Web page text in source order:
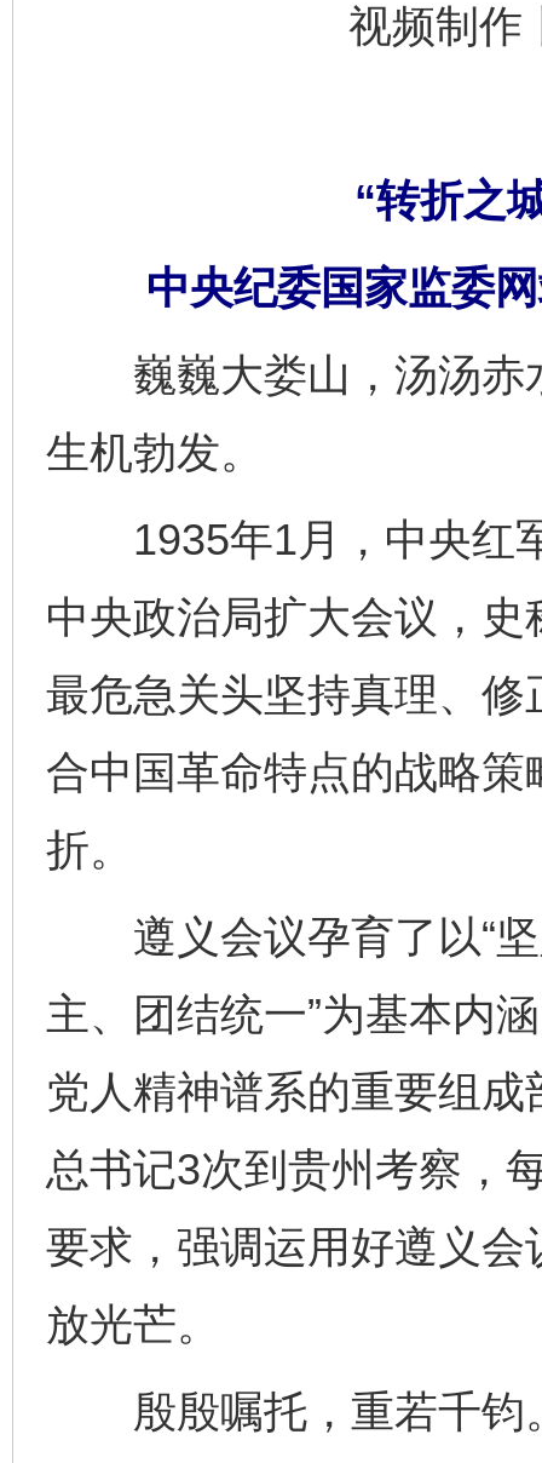
视频制作
“转折之
中央纪委国家监委
巍巍大娄山，汤汤赤
生机勃发。
1935年1月，中央红
中央政治局扩大会议，史
最危急关头坚持真理、
合中国革命特点的战略
折。
遵义会议孕育了以“坚
主、团结统一”为基本内
党人精神谱系的重要组
总书记3次到贵州考察，
要求，强调运用好遵义
放光芒。
殷殷嘱托，重若千钧